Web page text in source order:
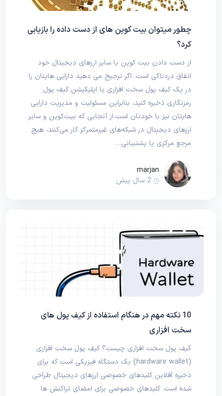
چطور میتوان بیت کوین های از دست داده را بازیابی
کرد؟
از دست دادن بیت کوین یا سایر ارزهای دیجیتال خود
اتفاق دردناکی است. اگر ترجیح می دهید دارایی هایتان را
در یک کیف پول سخت افزاری یا اپلیکیشن کیف پول
رمزنگاری ذخیره کنید، بنابراین مسئولیت و مدیریت دارایی
هایتان نیز با خودتان است.از آنجایی که بیت‌کوین و سایر
ارزهای دیجیتال در شبکه‌های غیرمتمرکز کار می‌کنند، هیچ
مرجع مرکزی یا پشتیبانی…
marjan
2 سال پیش
10 نکته مهم در هنگام استفاده از کیف پول های
سخت افزاری
کیف پول سخت افزاری چیست؟ کیف پول سخت افزاری
(hardware wallet) یک دستگاه فیزیکی است که برای
ذخیره آفلاین کلیدهای خصوصی ارزهای دیجیتال طراحی
شده است. کلیدهای خصوصی برای امضای تراکنش ها